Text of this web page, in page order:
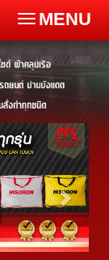
Toggle
MENU